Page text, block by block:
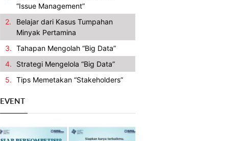
“Issue Management”
2.
Belajar dari Kasus Tumpahan
Minyak Pertamina
3. Tahapan Mengolah “Big Data”
4.
Strategi Mengelola “Big Data”
5. Tips Memetakan “Stakeholders”
EVENT
Previous Next